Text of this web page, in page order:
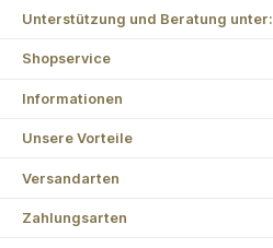
Unterstützung und Beratung unter:
Shopservice
Informationen
Unsere Vorteile
Versandarten
Zahlungsarten